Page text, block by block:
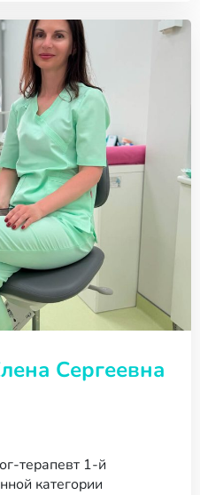
Сергеевна
терапевт 1-й
категории